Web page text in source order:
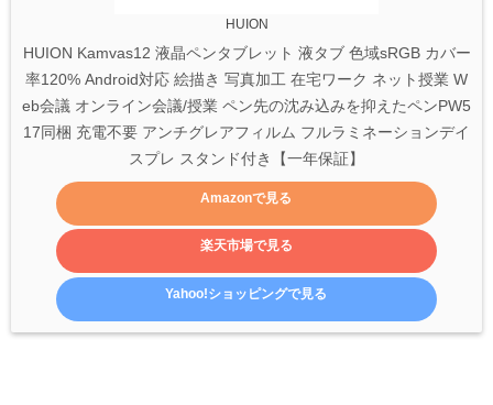
HUION
HUION Kamvas12 液晶ペンタブレット 液タブ 色域sRGB カバー
率120% Android対応 絵描き 写真加工 在宅ワーク ネット授業 W
eb会議 オンライン会議/授業 ペン先の沈み込みを抑えたペンPW5
17同梱 充電不要 アンチグレアフィルム フルラミネーションデイ
スプレ スタンド付き【一年保証】
Amazonで見る
楽天市場で見る
Yahoo!ショッピングで見る